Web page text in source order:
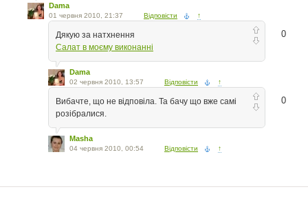
Dama
01 червня 2010, 21:37 Відповісти ↑
0
Дякую за натхнення
Салат в моєму виконанні
Dama
02 червня 2010, 13:57 Відповісти ↑
0
Вибачте, що не відповіла. Та бачу що вже самі
розібралися.
Masha
04 червня 2010, 00:54 Відповісти ↑